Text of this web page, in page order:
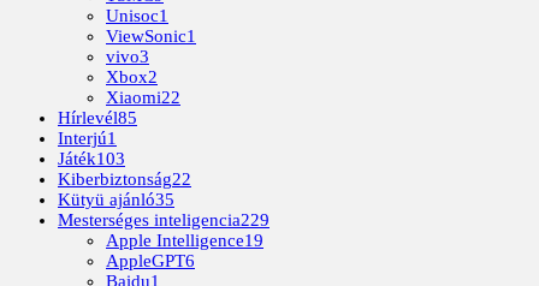
Unisoc1
ViewSonic1
vivo3
Xbox2
Xiaomi22
Hírlevél85
Interjú1
Játék103
Kiberbiztonság22
Kütyü ajánló35
Mesterséges inteligencia229
Apple Intelligence19
AppleGPT6
Baidu1